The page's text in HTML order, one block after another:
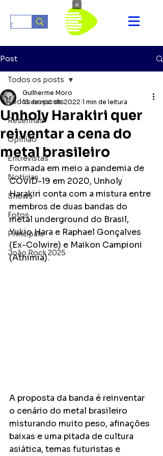
Post
Todos os posts
Resenhas
Opinião
Entrevistas
Notícias
Shows
Fotos
Principais
João Rock 2025
Todos os posts
Unholy Harakiri quer
reiventar a cena do
metal brasileiro
Guilherme Moro
13 de mai. de 2022 1 min de leitura
Formada em meio a pandemia de
COVID-19 em 2020, Unholy
Harakiri conta com a mistura entre
membros de duas bandas do
metal underground do Brasil,
Yukio Hara e Raphael Gonçalves
(Ex-Colwire) e Maikon Campioni
(Athimia).
A proposta da banda é reinventar
o cenário do metal brasileiro
misturando muito peso, afinações
baixas e uma pitada de cultura
asiática, temas futuristas e
×